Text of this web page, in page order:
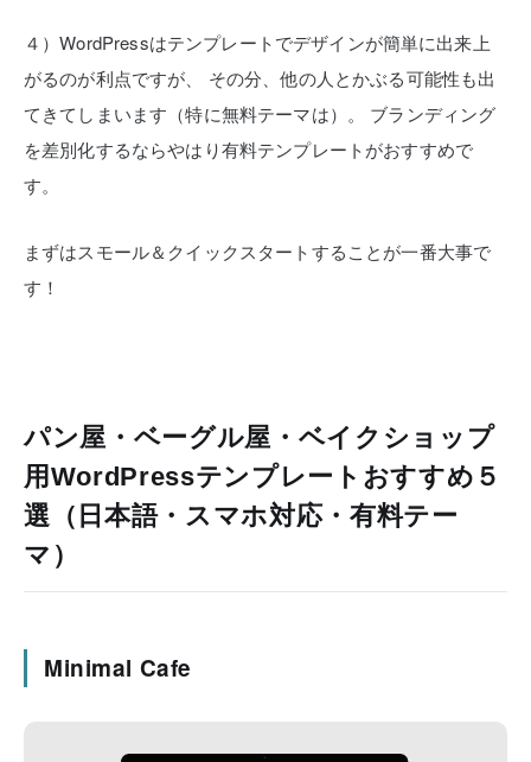
４）WordPressはテンプレートでデザインが簡単に出来上
がるのが利点ですが、
その分、他の人とかぶる可能性も出
てきてしまいます（特に無料テーマは）。
ブランディング
を差別化するならやはり有料テンプレートがおすすめで
す。
まずはスモール＆クイックスタートすることが一番大事で
す！
パン屋・ベーグル屋・ベイクショップ
用WordPressテンプレートおすすめ５
選（日本語・スマホ対応・有料テー
マ）
Minimal Cafe